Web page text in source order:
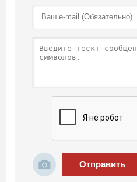
Отправить